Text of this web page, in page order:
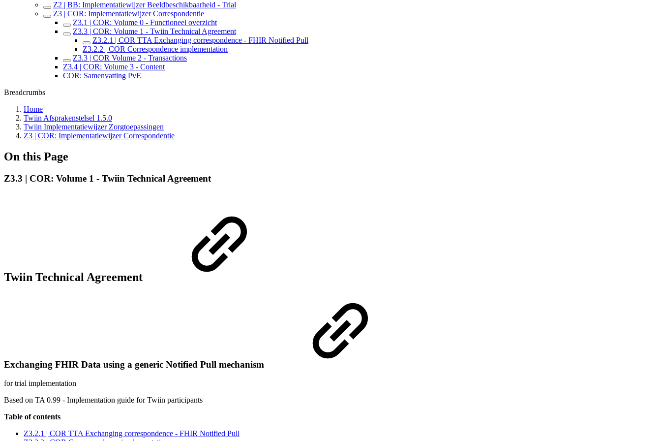
Z2 | BB: Implementatiewijzer Beeldbeschikbaarheid - Trial
Z3 | COR: Implementatiewijzer Correspondentie
Z3.1 | COR: Volume 0 - Functioneel overzicht
Z3.3 | COR: Volume 1 - Twiin Technical Agreement
Z3.2.1 | COR TTA Exchanging correspondence - FHIR Notified Pull
Z3.2.2 | COR Correspondence implementation
Z3.3 | COR Volume 2 - Transactions
Z3.4 | COR: Volume 3 - Content
COR: Samenvatting PvE
Breadcrumbs
Home
Twiin Afsprakenstelsel 1.5.0
Twiin Implementatiewijzer Zorgtoepassingen
Z3 | COR: Implementatiewijzer Correspondentie
On this Page
Z3.3 | COR: Volume 1 - Twiin Technical Agreement
Twiin Technical Agreement
Exchanging FHIR Data using a generic Notified Pull mechanism
for trial implementation
Based on TA 0.99 - Implementation guide for Twiin participants
Table of contents
Z3.2.1 | COR TTA Exchanging correspondence - FHIR Notified Pull